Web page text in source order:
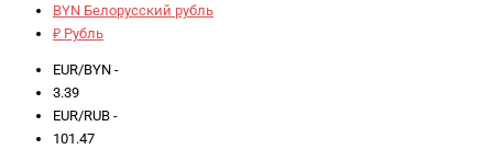
BYN Белорусский рубль
₽ Рубль
EUR/BYN -
3.39
EUR/RUB -
101.47